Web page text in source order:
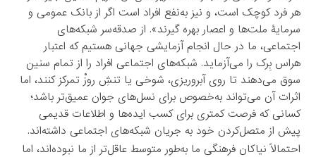
هر فرد کوچک است، و نیز به‌نفع افراد است اگر از بانک عمومی و
سرمایۀ ملت‌ها و اعصار بهره گیرند». از صدقه‌سر شبکه‌های
اجتماعی، ما در حال انجام آزمایشی جهانی هستیم که اعتبار
هراس بِرک را می‌آزماید. شبکه‌های اجتماعی افراد را از تمام سنین
سوق می‌دهند تا روی آبروریزی، شوخی یا تنشِ روزْ تمرکز کنند، اما
اثرات آن می‌تواند به‌خصوص برای نسل‌های جوان عمیق‌تر باشد؛
کسانی که فرصت کمتری برای کسب ایده‌ها و اطلاعات قدیمی
پیش از متصل‌کردن خود به جریان شبکه‌های اجتماعی داشته‌اند.
احتمالاً نیاکان فرهنگی ما به‌طور متوسط عاقل‌تر از ما نبوده‌اند، اما